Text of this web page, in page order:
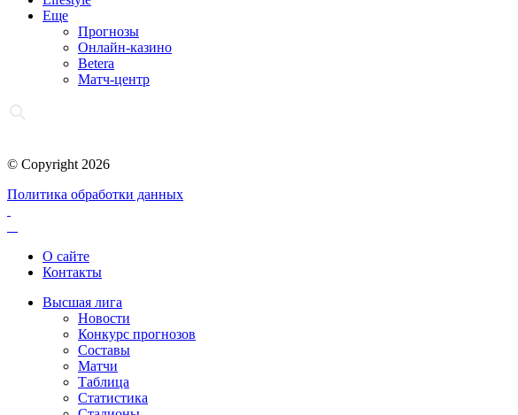
Еще
Прогнозы
Онлайн-казино
Betera
Матч-центр
© Copyright 2026
Политика обработки данных
О сайте
Контакты
Высшая лига
Новости
Конкурс прогнозов
Составы
Матчи
Таблица
Статистика